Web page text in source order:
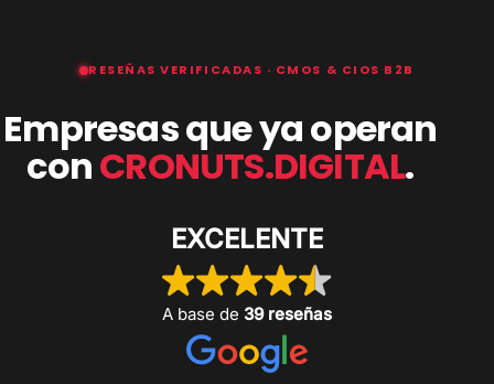
RESEÑAS VERIFICADAS · CMOS & CIOS B2B
Empresas que ya operan
conCRONUTS.DIGITAL.
EXCELENTE
A base de 39 reseñas